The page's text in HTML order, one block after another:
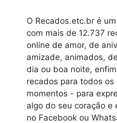
O Recados.etc.br é
com mais de 12.737
online de amor, de
amizade, animados,
dia ou boa noite,
recados para todos os
momentos - para
algo do seu coração e
no Facebook ou